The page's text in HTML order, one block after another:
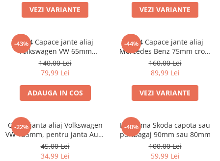
Accesorii Exterior Auto
Brelocuri
Huse Scaun
Inele de Ghidaj
Întreținere Auto
Pistoale de curatat (tornadoare)
Pistoale Profesionale
Piese de schimb
VEZI VARIANTE VEZI VARIANTE
-43%
Set 4 Capace jante aliaj
Volkswagen VW 65mm
3B7601171
140,00 Lei
79,99 Lei
ADAUGA IN COS
-44%
set 4 Capace jante aliaj
Mercedes Benz 75mm crom
A1714000025
160,00 Lei
89,99 Lei
VEZI VARIANTE
-22%
Capac janta aliaj Volkswagen
VW 135mm, pentru janta Audi
4F0601165N
45,00 Lei
34,99 Lei
-40%
Emblema Skoda capota sau
portbagaj 90mm sau 80mm
100,00 Lei
59,99 Lei